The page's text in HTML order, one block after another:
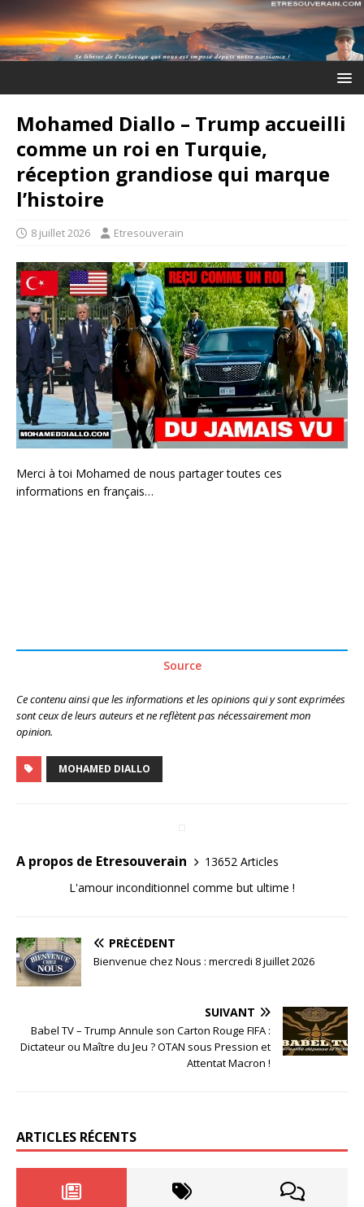
Mohamed Diallo – Trump accueilli
comme un roi en Turquie,
réception grandiose qui marque
l’histoire
8 juillet 2026 Etresouverain
Merci à toi Mohamed de nous partager toutes ces
informations en français…
Source
Ce contenu ainsi que les informations et les opinions qui y sont exprimées
sont ceux de leurs auteurs et ne reflètent pas nécessairement mon
opinion.
MOHAMED DIALLO
A propos de Etresouverain
13652 Articles
L'amour inconditionnel comme but ultime !
PRÉCÉDENT
Bienvenue chez Nous : mercredi 8 juillet 2026
SUIVANT
Babel TV – Trump Annule son Carton Rouge FIFA :
Dictateur ou Maître du Jeu ? OTAN sous Pression et
Attentat Macron !
ARTICLES RÉCENTS